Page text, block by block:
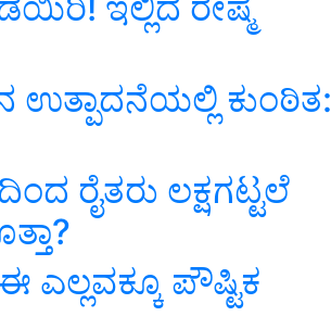
ಕುಂಠಿತ:
ರೈತರು ಲಕ್ಷಗಟ್ಟಲೆ
ಎಲ್ಲವಕ್ಕೂ ಪೌಷ್ಟಿಕ